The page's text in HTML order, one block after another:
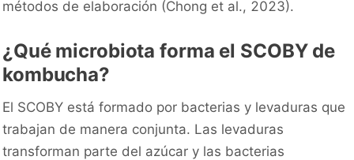
métodos de elaboración (Chong et al., 2023).
¿Qué microbiota forma el SCOBY de
kombucha?
El SCOBY está formado por bacterias y levaduras que
trabajan de manera conjunta. Las levaduras
transforman parte del azúcar y las bacterias